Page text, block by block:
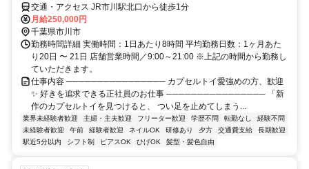
交通・アクセス JR市川駅北口から徒歩1分
月給250,000円
千葉県市川市
勤務時間詳細 実働時間：1日あたり8時間 平均勤務日数：1ヶ月あた
り20日 〜 21日 店舗営業時間／9:00～21:00 ※上記の時間から勤務し
ていただきます。
仕事内容 ──────────────── カプセルトイ愛強めの方、歓迎
✨ 好きを追求できる正社員のお仕事 ──────────────── 「新
作のカプセルトイを見つけると、 つい足を止めてしまう...
業界未経験者歓迎 主婦・主夫歓迎 フリーター歓迎 学歴不問 転勤なし
経験不問
未経験者歓迎
午前 経験者歓迎 ネイルOK 研修あり 夕方 交通費支給
長期歓迎
駅近5分以内
シフト制 ピアスOK ひげOK 髪型・髪色自由